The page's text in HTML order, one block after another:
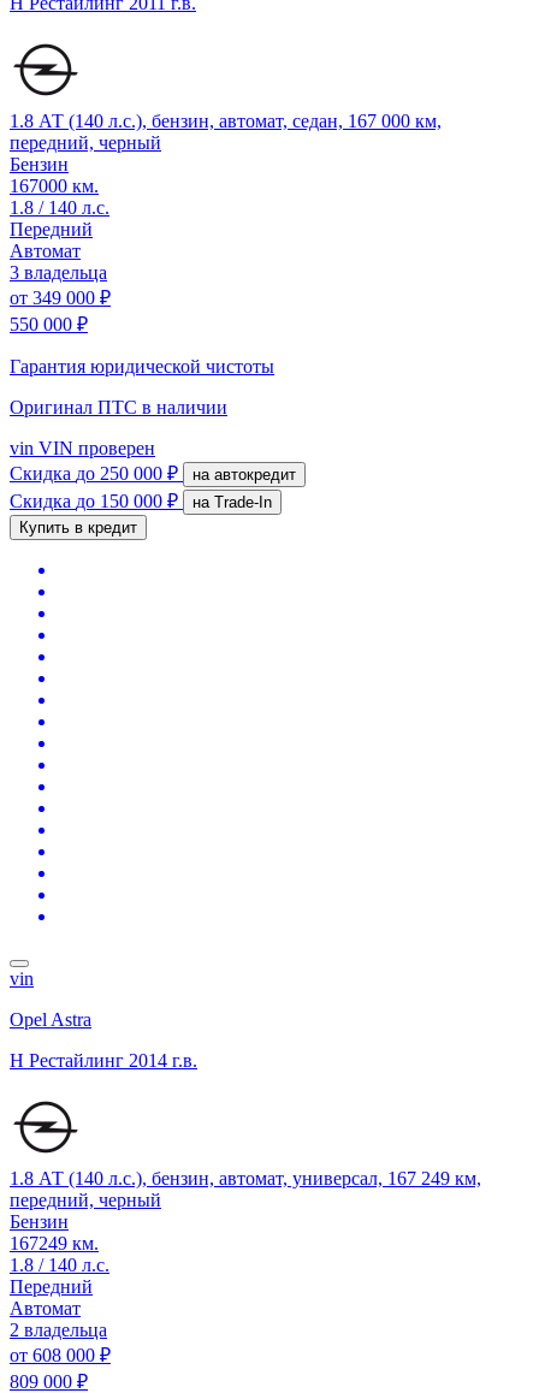
1.8 АТ (140 л.с.), бензин, автомат, седан, 167 000 км,
передний, черный
Бензин
167000 км.
1.8 / 140 л.с.
Передний
Автомат
3 владельца
от 349 000 ₽
550 000 ₽
Гарантия юридической чистоты
Оригинал ПТС в наличии
vin VIN проверен
Скидка до 250 000 ₽ на автокредит
Скидка до 150 000 ₽
на Trade-In
Купить в кредит
vin
Opel Astra
H Рестайлинг 2014 г.в.
1.8 АТ (140 л.с.), бензин, автомат, универсал, 167 249 км,
передний, черный
Бензин
167249 км.
1.8 / 140 л.с.
Передний
Автомат
2 владельца
от 608 000 ₽
809 000 ₽